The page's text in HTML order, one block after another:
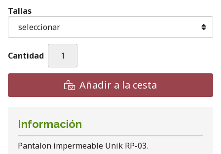
Tallas
Cantidad
Añadir a la cesta
Información
Pantalon impermeable Unik RP-03.